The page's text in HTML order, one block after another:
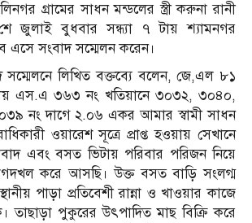
গ্রামের সাধন মন্ডলের স্ত্রী করুনা রানী
জুলাই বুধবার সন্ধ্যা ৭ টায় শ্যামনগর
এসে সংবাদ সম্মেলন করেন।
সম্মেলনে লিখিত বক্তব্যে বলেন, জে,এল ৮১
এস.এ ৩৬৩ নং খতিয়ানে ৩০৩২, ৩০৪০,
নং দাগে ২.০৬ একর আমার স্বামী সাধন
ওয়ারেশ সূত্রে প্রাপ্ত হওয়ায় সেখানে
এবং বসত ভিটায় পরিবার পরিজন নিয়ে
করে আসছি। উক্ত বসত বাড়ি সংলগ্ম
পাড়া প্রতিবেশী রান্না ও খাওয়ার কাজে
তাছাড়া পুকুরের উৎপাদিত মাছ বিক্রি করে